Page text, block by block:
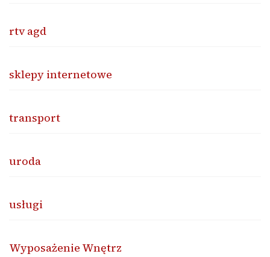
rtv agd
sklepy internetowe
transport
uroda
usługi
Wyposażenie Wnętrz